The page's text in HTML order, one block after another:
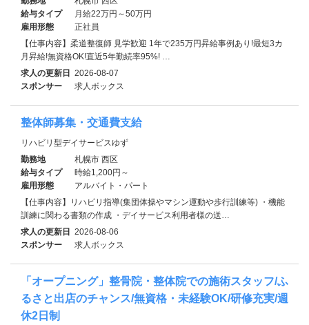
給与タイプ
月給22万円～50万円
雇用形態
正社員
【仕事内容】柔道整復師 見学歓迎 1年で235万円昇給事例あり!最短3カ
月昇給!無資格OK!直近5年勤続率95%! …
求人の更新日 2026-08-07
スポンサー
求人ボックス
整体師募集・交通費支給
リハビリ型デイサービスゆず
勤務地
札幌市 西区
給与タイプ
時給1,200円～
雇用形態
アルバイト・パート
【仕事内容】リハビリ指導(集団体操やマシン運動や歩行訓練等) ・機能
訓練に関わる書類の作成 ・デイサービス利用者様の送…
求人の更新日 2026-08-06
スポンサー
求人ボックス
「オープニング」整骨院・整体院での施術スタッフ/ふ
るさと出店のチャンス/無資格・未経験OK/研修充実/週
休2日制